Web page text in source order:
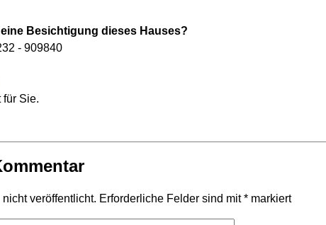
Besichtigung dieses Hauses?
- 909840
für Sie.
veröffentlicht. Erforderliche Felder sind mit*markiert